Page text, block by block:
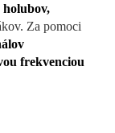
Za pomoci
frekvenciou